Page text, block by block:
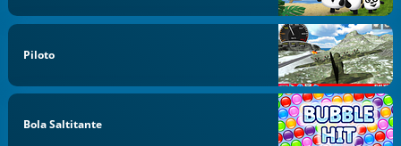
Piloto
Bola Saltitante